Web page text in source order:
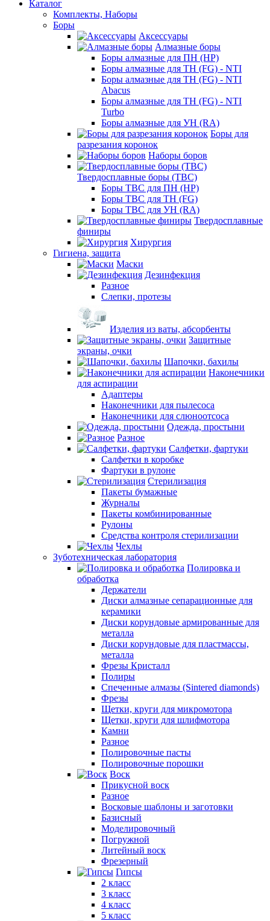
Каталог
Комплекты, Наборы
Боры
Аксессуары
Алмазные боры
Боры алмазные для ПН (HP)
Боры алмазные для ТН (FG) - NTI
Боры алмазные для ТН (FG) - NTI
Abacus
Боры алмазные для ТН (FG) - NTI
Turbo
Боры алмазные для УН (RA)
Боры для
разрезания коронок
Наборы боров
Твердосплавные боры (ТВС)
Боры ТВС для ПН (HP)
Боры ТВС для ТН (FG)
Боры ТВС для УН (RA)
Твердосплавные
финиры
Хирургия
Гигиена, защита
Маски
Дезинфекция
Разное
Слепки, протезы
Изделия из ваты, абсорбенты
Защитные
экраны, очки
Шапочки, бахилы
Наконечники
для аспирации
Адаптеры
Наконечники для пылесоса
Наконечники для слюноотсоса
Одежда, простыни
Разное
Салфетки, фартуки
Салфетки в коробке
Фартуки в рулоне
Стерилизация
Пакеты бумажные
Журналы
Пакеты комбинированные
Рулоны
Средства контроля стерилизации
Чехлы
Зуботехническая лаборатория
Полировка и
обработка
Держатели
Диски алмазные сепарационные для
керамики
Диски корундовые армированные для
металла
Диски корундовые для пластмассы,
металла
Фрезы Кристалл
Полиры
Спеченные алмазы (Sintered diamonds)
Фрезы
Щетки, круги для микромотора
Щетки, круги для шлифмотора
Камни
Разное
Полировочные пасты
Полировочные порошки
Воск
Прикусной воск
Разное
Восковые шаблоны и заготовки
Базисный
Моделировочный
Погружной
Литейный воск
Фрезерный
Гипсы
2 класс
3 класс
4 класс
5 класс